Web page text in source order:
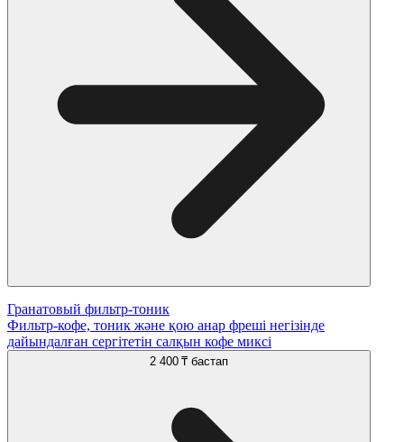
Гранатовый фильтр-тоник
Фильтр-кофе, тоник және қою анар фреші негізінде
дайындалған сергітетін салқын кофе миксі
2 400 ₸ бастап